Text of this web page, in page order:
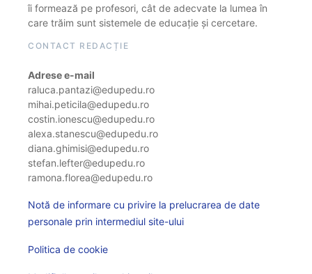
îi formează pe profesori, cât de adecvate la lumea în
care trăim sunt sistemele de educație și cercetare.
CONTACT REDACȚIE
Adrese e-mail
raluca.pantazi@edupedu.ro
mihai.peticila@edupedu.ro
costin.ionescu@edupedu.ro
alexa.stanescu@edupedu.ro
diana.ghimisi@edupedu.ro
stefan.lefter@edupedu.ro
ramona.florea@edupedu.ro
Notă de informare cu privire la prelucrarea de date
personale prin intermediul site-ului
Politica de cookie